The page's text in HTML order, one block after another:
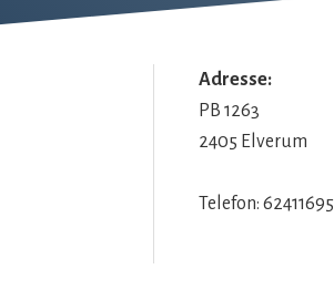
Adresse:
PB 1263
2405 Elverum
Telefon: 62411695